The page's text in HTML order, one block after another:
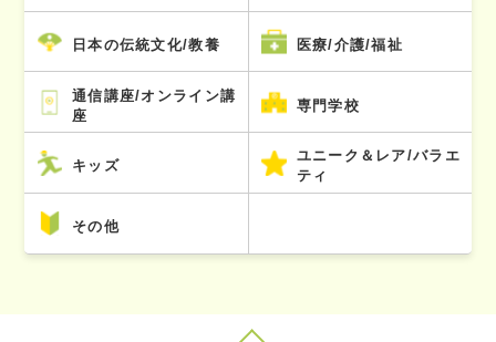
日本の伝統文化/教養 医療/介護/福祉
通信講座/オンライン講
座
専門学校
キッズ
ユニーク＆レア/バラエ
ティ
その他